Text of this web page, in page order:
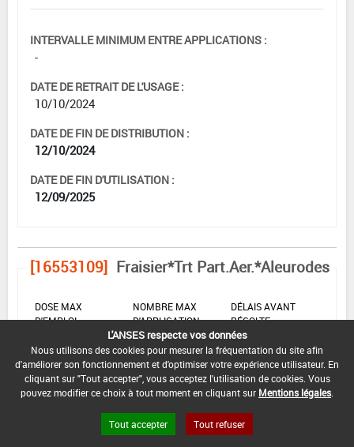
INTERVALLE MINIMUM ENTRE APPLICATIONS :
-
DATE DE RETRAIT DE L'USAGE :
10/10/2024
DATE DE FIN DE DISTRIBUTION :
12/10/2024
DATE DE FIN D'UTILISATION :
12/09/2025
[16553109] Fraisier*Trt Part.Aer.*Aleurodes
DOSE MAX
D'EMPLOI
NOMBRE MAX
D'APPLICATION
DÉLAIS AVANT
RÉCOLTE
0,25 L/ha 2 3 Jour (s)
INTERVALLE MINIMUM ENTRE APPLICATIONS :
L'ANSES respecte vos données
Nous utilisons des cookies pour mesurer la fréquentation du site afin
d'améliorer son fonctionnement et d'optimiser votre expérience utilisateur. En
cliquant sur "Tout accepter", vous acceptez l'utilisation de cookies. Vous
pouvez modifier ce choix à tout moment en cliquant sur Mentions légales
Tout accepter Tout refuser